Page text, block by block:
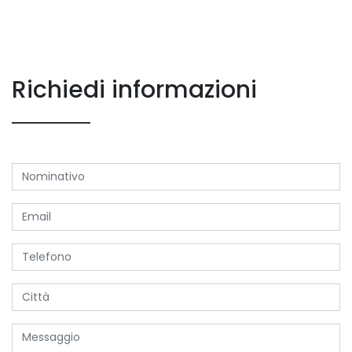
Richiedi informazioni